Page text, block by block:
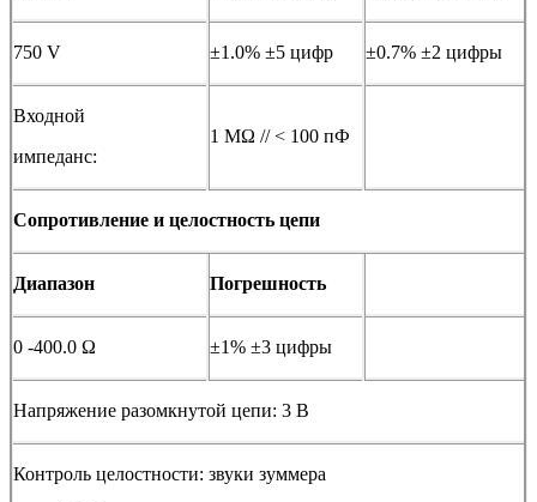
750 V ±1.0% ±5 цифр ±0.7% ±2 цифры
Входной
импеданс:
1 MΩ // < 100 пФ
Сопротивление и целостность цепи
Диапазон Погрешность
0 -400.0 Ω ±1% ±3 цифры
Напряжение разомкнутой цепи: 3 В
Контроль целостности: звуки зуммера